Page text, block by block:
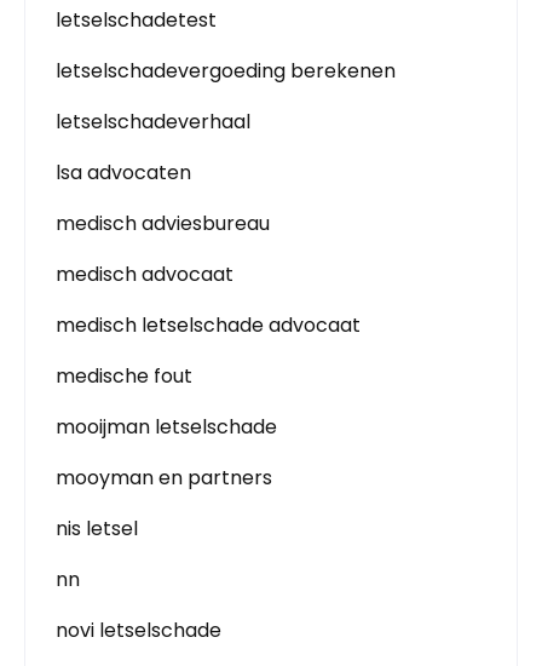
letselschadetest
letselschadevergoeding berekenen
letselschadeverhaal
lsa advocaten
medisch adviesbureau
medisch advocaat
medisch letselschade advocaat
medische fout
mooijman letselschade
mooyman en partners
nis letsel
nn
novi letselschade